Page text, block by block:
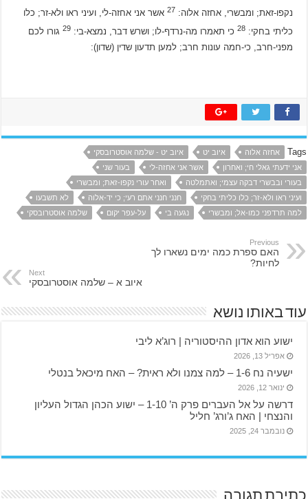
נקפו-זאת; ומבשרי, אחזה אלוה: 27 אשר אני אחזה-לי, ועיני ראו ולא-זר; כלו
כליתי בחקי:28 כי תאמרו מה-נרדף-לו; ושרש דבר, נמצא-בי:29 גורו לכם
מפני-חרב, כי-חמה עונות חרב; למען תדעון שדין (שדון):
Tags אחזה אלוה איוב יט
איוב יט - שלמה אוסטרובסקי
אני ידעתי גאלי חי; ואחרון
אשר אני אחזה-לי
בעור שני
בעורי ובבשרי דבקה עצמי; ואתמלטה
ואחר עורי נקפו-זאת; ומבשרי
ועיני ראו ולא-זר; כלו כליתי בחקי
חנני חנני אתם רעי; כי יד-אלוה
לא תשבעו
למה תרדפני כמו-אל; ומבשרי
נגעה בי על-עפר יקום שלמה אוסטרובסקי
Previous
האם ספרת כמה ימים נשארו לך
לחיות?
Next
איוב א – שלמה אוסטרובסקי
עוד באותו נושא
ישוע הוא אדון ההיסטוריה | רוג’א ליבי
אפריל 13, 2026
ישעיה נח 1-6 – למה צמנו ולא ראית? – האח מיכאל בנטלי
ינואר 12, 2026
דרשה על אל העברים פרק ה’ 1-10 – ישוע הכהן הגדול העליון
והנצחי | האח ג’ורג’ חליל
נובמבר 24, 2025